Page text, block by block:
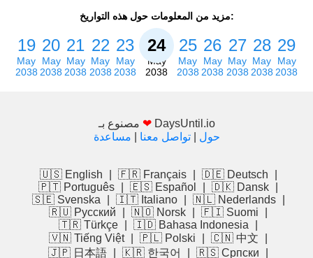
مزيد من المعلومات حول هذه التواريخ:
19
May
2038
20
May
2038
21
May
2038
22
May
2038
23
May
2038
24
May
2038
25
May
2038
26
May
2038
27
May
2038
28
May
2038
29
May
2038
❤ DaysUntil.io
حول |تواصل معنا مساعدة
🇺🇸 English 🇫🇷 Français 🇩🇪 Deutsch
🇵🇹 Português
🇪🇸 Español 🇩🇰 Dansk
🇸🇪 Svenska
🇮🇹 Italiano 🇳🇱 Nederlands
🇷🇺 Русский
🇳🇴 Norsk 🇫🇮 Suomi
🇹🇷 Türkçe
🇮🇩 Bahasa Indonesia
🇻🇳 Tiếng Việt
🇵🇱 Polski 🇨🇳 中文
🇯🇵 日本語
🇰🇷 한국어 🇷🇸 Српски